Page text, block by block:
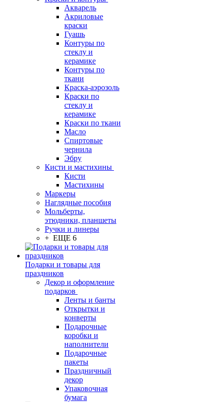
Акварель
Акриловые
краски
Гуашь
Контуры по
стеклу и
керамике
Контуры по
ткани
Краска-аэрозоль
Краски по
стеклу и
керамике
Краски по ткани
Масло
Спиртовые
чернила
Эбру
Кисти и мастихины
Кисти
Мастихины
Маркеры
Наглядные пособия
Мольберты,
этюдники, планшеты
Ручки и линеры
+ ЕЩЕ 6
Подарки и товары для
праздников
Декор и оформление
подарков
Ленты и банты
Открытки и
конверты
Подарочные
коробки и
наполнители
Подарочные
пакеты
Праздничный
декор
Упаковочная
бумага